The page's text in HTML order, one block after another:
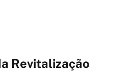
Revitalização